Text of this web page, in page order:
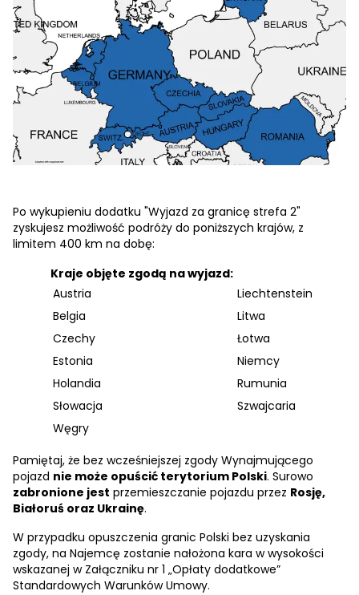
Po wykupieniu dodatku "Wyjazd za granicę strefa 2"
zyskujesz możliwość podróży do poniższych krajów, z
limitem 400 km na dobę:
Kraje objęte zgodą na wyjazd:
Austria
Liechtenstein
Belgia
Litwa
Czechy
Łotwa
Estonia
Niemcy
Holandia
Rumunia
Słowacja
Szwajcaria
Węgry
Pamiętaj, że bez wcześniejszej zgody Wynajmującego
pojazd nie może opuścić terytorium Polski. Surowo
zabronione jest przemieszczanie pojazdu przez Rosję,
Białoruś oraz Ukrainę.
W przypadku opuszczenia granic Polski bez uzyskania
zgody, na Najemcę zostanie nałożona kara w wysokości
wskazanej w Załączniku nr 1 „Opłaty dodatkowe”
Standardowych Warunków Umowy.